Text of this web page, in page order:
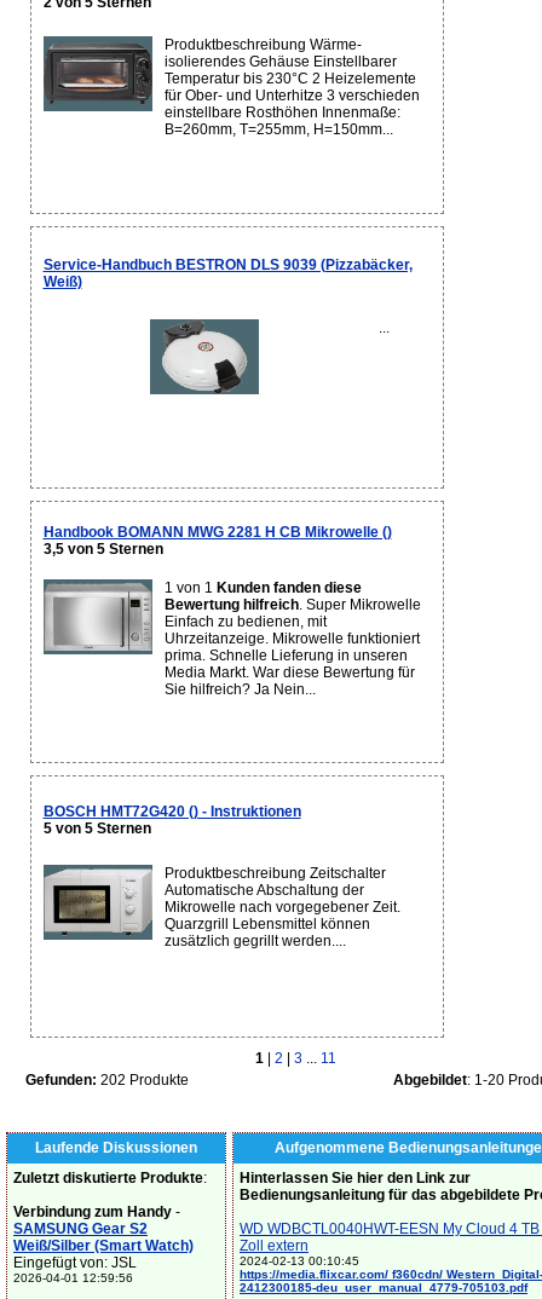
Produktbeschreibung Wärme-
isolierendes Gehäuse Einstellbarer
Temperatur bis 230°C 2 Heizelemente
für Ober- und Unterhitze 3 verschieden
einstellbare Rosthöhen Innenmaße:
B=260mm, T=255mm, H=150mm...
Service-Handbuch BESTRON DLS 9039 (Pizzabäcker,
Weiß)
...
Handbook BOMANN MWG 2281 H CB Mikrowelle ()
3,5 von 5 Sternen
1 von 1 Kunden fanden diese
Bewertung hilfreich. Super Mikrowelle
Einfach zu bedienen, mit
Uhrzeitanzeige. Mikrowelle funktioniert
prima. Schnelle Lieferung in unseren
Media Markt. War diese Bewertung für
Sie hilfreich? Ja Nein...
BOSCH HMT72G420 () - Instruktionen
5 von 5 Sternen
Produktbeschreibung Zeitschalter
Automatische Abschaltung der
Mikrowelle nach vorgegebener Zeit.
Quarzgrill Lebensmittel können
zusätzlich gegrillt werden....
1 2 3 ... 11
Gefunden: 202 Produkte Abgebildet: 1-20
Laufende Diskussionen
Zuletzt diskutierte Produkte:
Verbindung zum Handy -
SAMSUNG Gear S2
Weiß/Silber (Smart Watch)
Eingefügt von: JSL
2026-04-01 12:59:56
Aufgenommene
Hinterlassen Sie hier den Link zur
Bedienungsanleitung für das abgebildete
WD WDBCTL0040HWT-EESN My Cloud 4
Zoll extern
2024-02-13 00:10:45
https://media.flixcar.com/ f360cdn/ Western_Digital-
2412300185-deu_user_manual_4779-705103.pdf